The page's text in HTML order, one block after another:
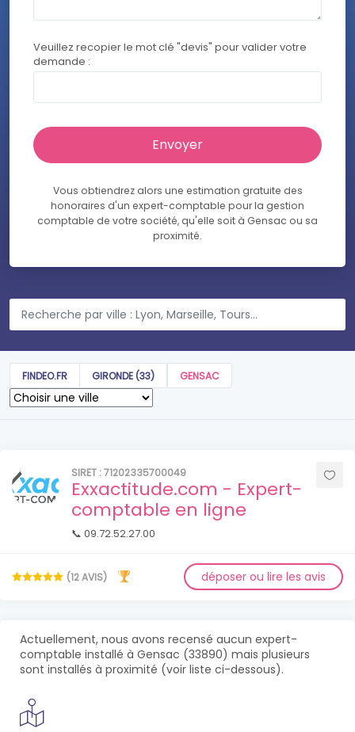
Veuillez recopier le mot clé "devis" pour valider votre
demande :
Vous obtiendrez alors une estimation gratuite des
honoraires d'un expert-comptable pour la gestion
comptable de votre société, qu'elle soit à Gensac ou sa
proximité.
FINDEO.FR GIRONDE (33) GENSAC
SIRET : 71202335700049
Exxactitude.com - Expert-
comptable en ligne
📞 09.72.52.27.00
(12 AVIS) déposer ou lire les avis
Actuellement, nous avons recensé aucun expert-
comptable installé à Gensac (33890) mais plusieurs
sont installés à proximité (voir liste ci-dessous).